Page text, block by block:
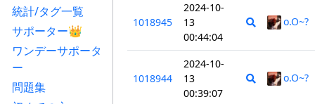
統計/タグ一覧
サポーター👑
ワンデーサポータ
ー
問題集
1018945
2024-10-
13
00:44:04
o.O~?
1018944
2024-10-
13
00:39:07
o.O~?